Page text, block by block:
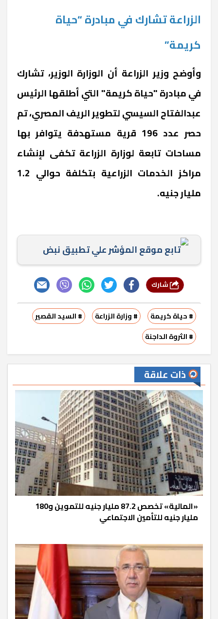
الزراعة تشارك في مبادرة “حياة
كريمة”
وأوضح وزير الزراعة أن الوزارة الوزير، تشارك
في مبادرة "حياة كريمة" التي أطلقها الرئيس
عبدالفتاح السيسي لتطوير الريف المصري، تم
حصر عدد 196 قرية مستهدفة يتوافر بها
مساحات تابعة لوزارة الزراعة تكفى لإنشاء
مراكز الخدمات الزراعية بتكلفة حوالي 1.2
مليار جنيه.
تابع موقع المؤشر علي تطبيق نبض
# حياة كريمة # وزارة الزراعة
# السيد القصير
# الثروة الداجنة
ذات علاقة
«المالية» تخصص 87.2 مليار جنيه للتموين و180
مليار جنيه للتأمين الاجتماعي